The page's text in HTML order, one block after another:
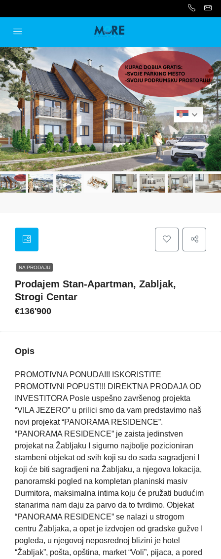
NA PRODAJU
Prodajem Stan-Apartman, Zabljak,
Strogi Centar
€136'900
Opis
PROMOTIVNA PONUDA!!! ISKORISTITE
PROMOTIVNI POPUST!!! DIREKTNA PRODAJA OD
INVESTITORA Posle uspešno završenog projekta
“VILA JEZERO” u prilici smo da vam predstavimo naš
novi projekat “PANORAMA RESIDENCE”.
“PANORAMA RESIDENCE” je zaista jedinstven
projekat na Žabljaku I sigurno najbolje pozicioniran
stambeni objekat od svih koji su do sada sagradjeni I
koji će biti sagradjeni na Žabljaku, a njegova lokacija,
panoramski pogled na kompletan planinski masiv
Durmitora, maksimalna intima koju će pružati budućim
stanarima nam daju za parvo da to tvrdimo. Objekat
“PANORAMA RESIDENCE” se nalazi u strogom
centru Žabljaka, a opet je izdvojen od gradske gužve I
pogleda, u njegovoj neposrednoj blizini je hotel
“Žabljak”, pošta, opština, market “Voli”, pijaca, a pored
Serbian